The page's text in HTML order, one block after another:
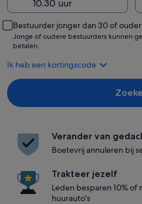
Bestuurder jonger dan 30 of
Jonge of oudere bestuurders kunnen
betalen.
Ik heb een kortingscode
Verander van
Boetevrij annuleren bij
Trakteer jezelf
Leden besparen 10% of
huurauto's